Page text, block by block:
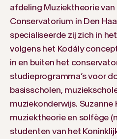
afdeling Muziektheorie van
Conservatorium in Den
specialiseerde zij zich in
volgens het Kodály
in en buiten het
studieprogramma’s voor
basisscholen,
muziekonderwijs. Suzanne
muziektheorie en solfège
studenten van het